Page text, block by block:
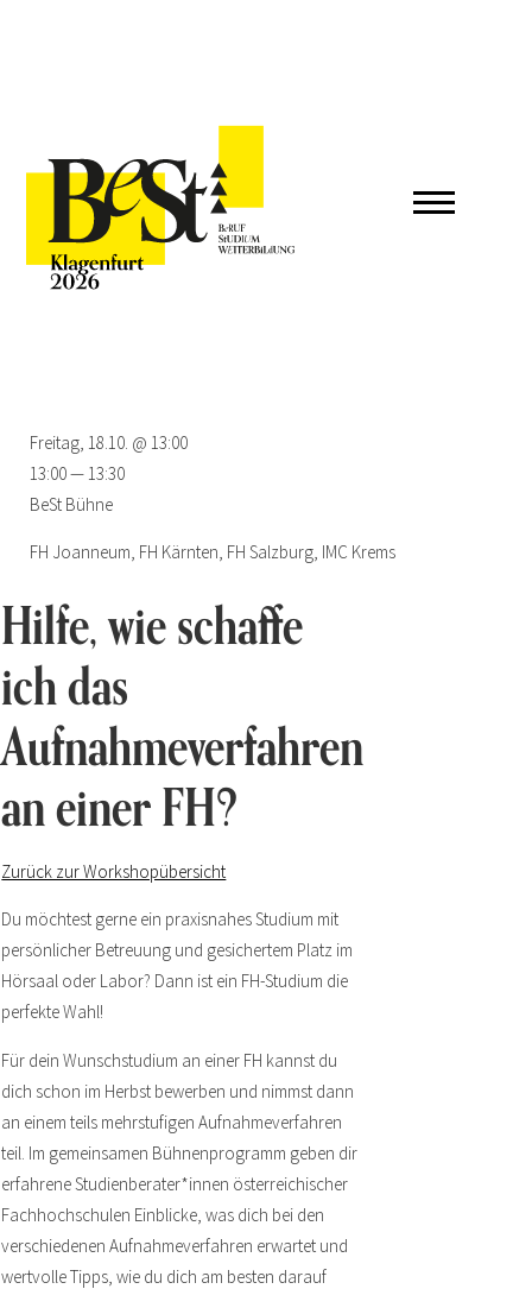
Hilfe, wie schaffe
ich das
Aufnahmeverfahren
an einer FH?
Zurück zur Workshopübersicht
Du möchtest gerne ein praxisnahes Studium mit
persönlicher Betreuung und gesichertem Platz im
Hörsaal oder Labor? Dann ist ein FH-Studium die
perfekte Wahl!
Für dein Wunschstudium an einer FH kannst du
dich schon im Herbst bewerben und nimmst dann
an einem teils mehrstufigen Aufnahmeverfahren
teil. Im gemeinsamen Bühnenprogramm geben dir
erfahrene Studienberater*innen österreichischer
Fachhochschulen Einblicke, was dich bei den
verschiedenen Aufnahmeverfahren erwartet und
wertvolle Tipps, wie du dich am besten darauf
Freitag, 18.10. @ 13:00
13:00 — 13:30
BeSt Bühne
FH Joanneum, FH Kärnten, FH Salzburg, IMC Krems